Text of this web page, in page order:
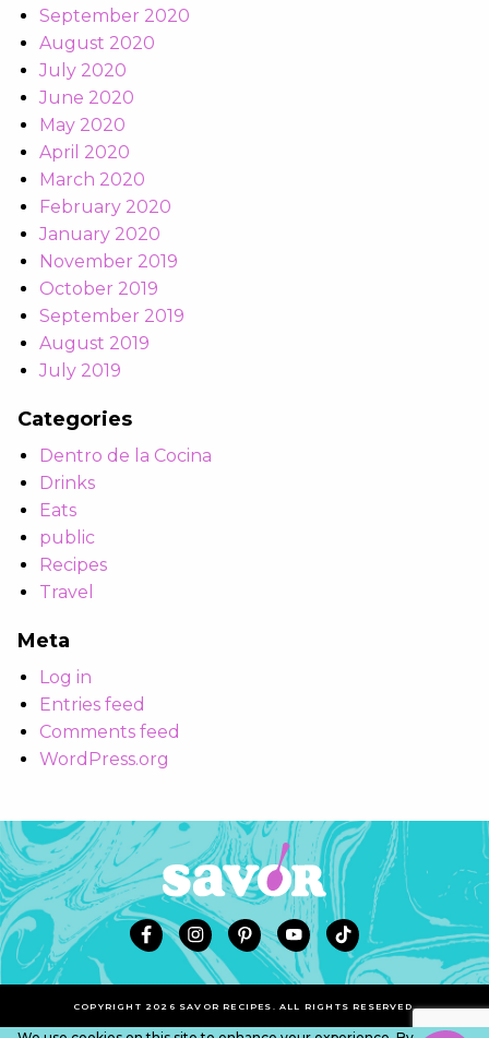
September 2020
August 2020
July 2020
June 2020
May 2020
April 2020
March 2020
February 2020
January 2020
November 2019
October 2019
September 2019
August 2019
July 2019
Categories
Dentro de la Cocina
Drinks
Eats
public
Recipes
Travel
Meta
Log in
Entries feed
Comments feed
WordPress.org
COPYRIGHT 2026 SAVOR RECIPES. ALL RIGHTS RESERVED.